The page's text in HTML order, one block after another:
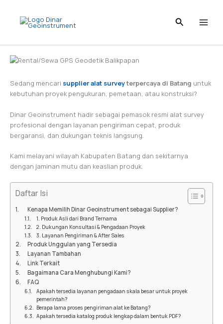
content
Sedang mencari supplier alat surveyterpercaya di Batang untuk
kebutuhan proyek pengukuran, pemetaan, atau konstruksi?
Dinar Geoinstrument hadir sebagai pemasok resmi alat survey
profesional dengan layanan pengiriman cepat, produk
bergaransi, dan dukungan teknis langsung.
Kami melayani wilayah Kabupaten Batang dan sekitarnya
dengan jaminan mutu dan keaslian produk.
Daftar Isi
Kenapa Memilih Dinar Geoinstrument sebagai Supplier?
1. Produk Asli dari Brand Ternama
2. Dukungan Konsultasi & Pengadaan Proyek
3. Layanan Pengiriman & After Sales
Produk Unggulan yang Tersedia
Layanan Tambahan
Link Terkait
Bagaimana Cara Menghubungi Kami?
FAQ
Apakah tersedia layanan pengadaan skala besar untuk proyek
pemerintah?
Berapa lama proses pengiriman alat ke Batang?
Apakah tersedia katalog produk lengkap dalam bentuk PDF?